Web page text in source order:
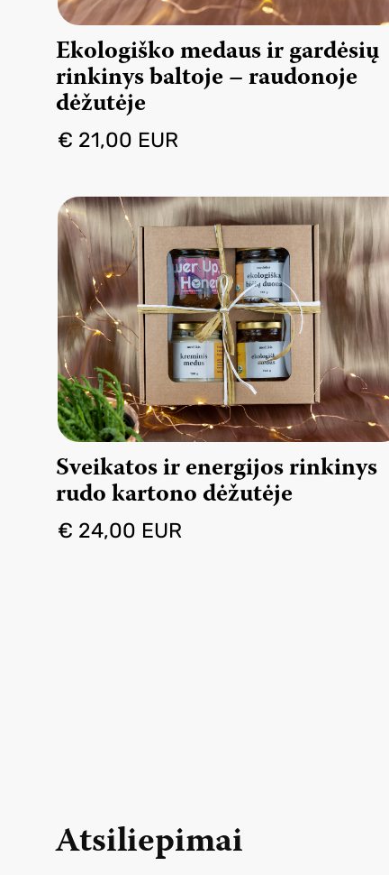
Ekologiško medaus ir gardėsių
rinkinys baltoje – raudonoje
dėžutėje
€ 21,00 EUR
Sveikatos ir energijos rinkinys
rudo kartono dėžutėje
€ 24,00 EUR
Atsiliepimai